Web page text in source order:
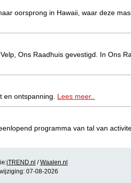
oorsprong in Hawaii, waar deze
Ons Raadhuis gevestigd. In Ons
en ontspanning. Lees meer..
programma van tal van
omstreken. Onze foyer is een
iTREND.nl /Waalen.nl
07-08-2026